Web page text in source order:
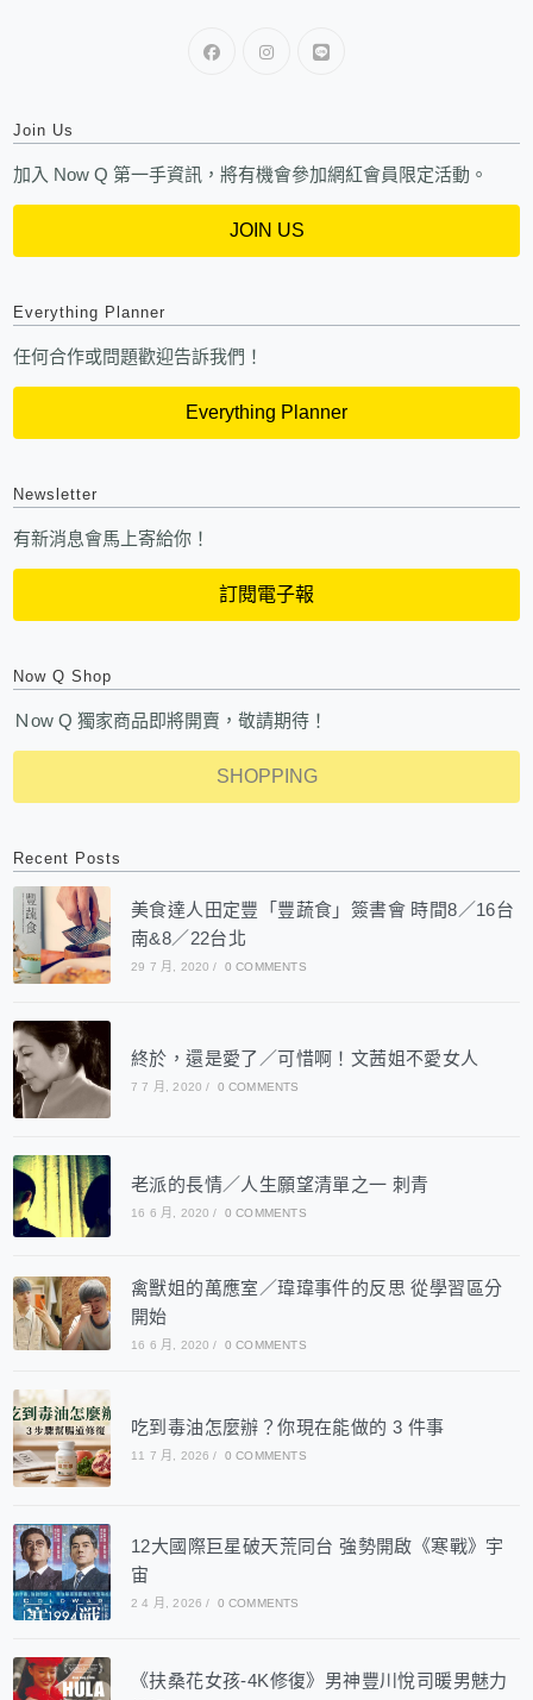
Join Us
加入 Now Q 第一手資訊，將有機會參加網紅會員限定活動。
JOIN US
Everything Planner
任何合作或問題歡迎告訴我們！
Everything Planner
Newsletter
有新消息會馬上寄給你！
訂閱電子報
Now Q Shop
Ｎow Q 獨家商品即將開賣，敬請期待！
SHOPPING
Recent Posts
美食達人田定豐「豐蔬食」簽書會 時間8／16台
南&8／22台北
29 7 月, 2020 / 0 COMMENTS
終於，還是愛了／可惜啊！文茜姐不愛女人
7 7 月, 2020 / 0 COMMENTS
老派的長情／人生願望清單之一 刺青
16 6 月, 2020 / 0 COMMENTS
禽獸姐的萬應室／瑋瑋事件的反思 從學習區分
開始
16 6 月, 2020 / 0 COMMENTS
吃到毒油怎麼辦？你現在能做的 3 件事
11 7 月, 2026 / 0 COMMENTS
12大國際巨星破天荒同台 強勢開啟《寒戰》宇
宙
2 4 月, 2026 / 0 COMMENTS
《扶桑花女孩-4K修復》男神豐川悅司暖男魅力